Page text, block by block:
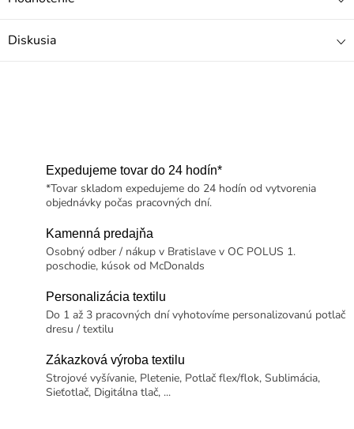
Diskusia
Expedujeme tovar do 24 hodín*
*Tovar skladom expedujeme do 24 hodín od vytvorenia
objednávky počas pracovných dní.
Kamenná predajňa
Osobný odber / nákup v Bratislave v OC POLUS 1.
poschodie, kúsok od McDonalds
Personalizácia textilu
Do 1 až 3 pracovných dní vyhotovíme personalizovanú potlač
dresu / textilu
Zákazková výroba textilu
Strojové vyšívanie, Pletenie, Potlač flex/flok, Sublimácia,
Sieťotlač, Digitálna tlač, ...